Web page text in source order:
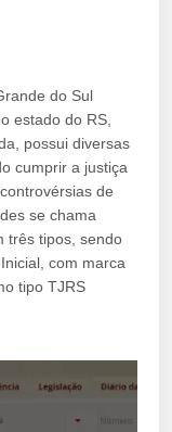
do Sul
estado do RS,
possui diversas
cumprir a justiça
de
se chama
três tipos, sendo
com marca
tipo TJRS